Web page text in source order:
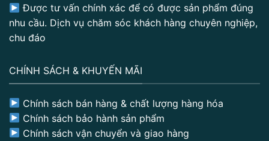
Được tư vấn chính xác để có được sản phẩm đúng
nhu cầu. Dịch vụ chăm sóc khách hàng chuyên nghiệp,
chu đáo
CHÍNH SÁCH & KHUYẾN MÃI
Chính sách bán hàng & chất lượng hàng hóa
Chính sách bảo hành sản phẩm
Chính sách vận chuyển và giao hàng